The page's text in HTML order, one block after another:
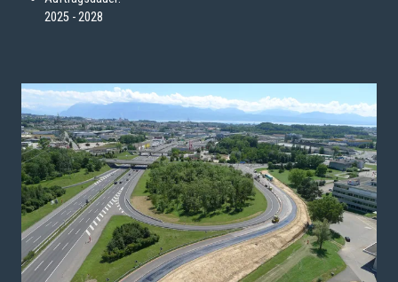
2025 - 2028